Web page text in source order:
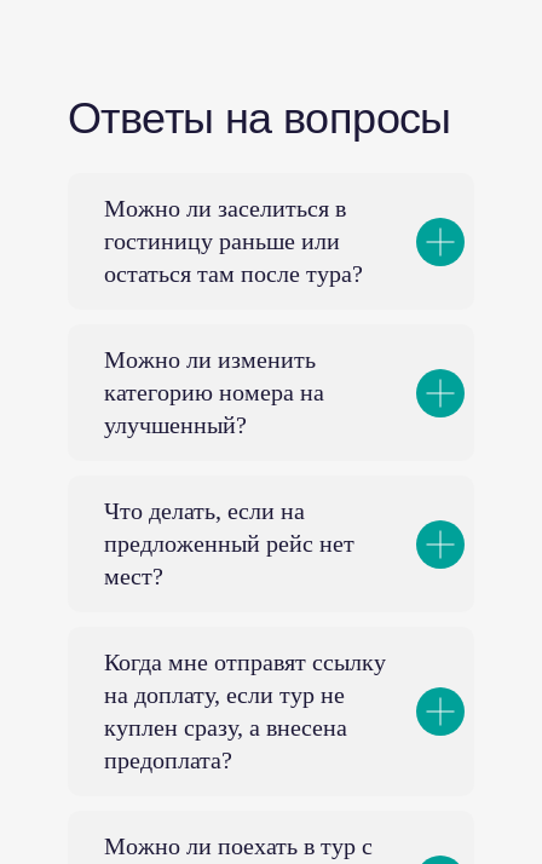
Ответы на вопросы
Можно ли заселиться в
гостиницу раньше или
остаться там после тура?
Можно ли изменить
категорию номера на
улучшенный?
Что делать, если на
предложенный рейс нет
мест?
Когда мне отправят ссылку
на доплату, если тур не
куплен сразу, а внесена
предоплата?
Можно ли поехать в тур с